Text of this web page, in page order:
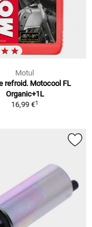
Motul
refroid. Motocool FL
Organic+1L
16,99 €1